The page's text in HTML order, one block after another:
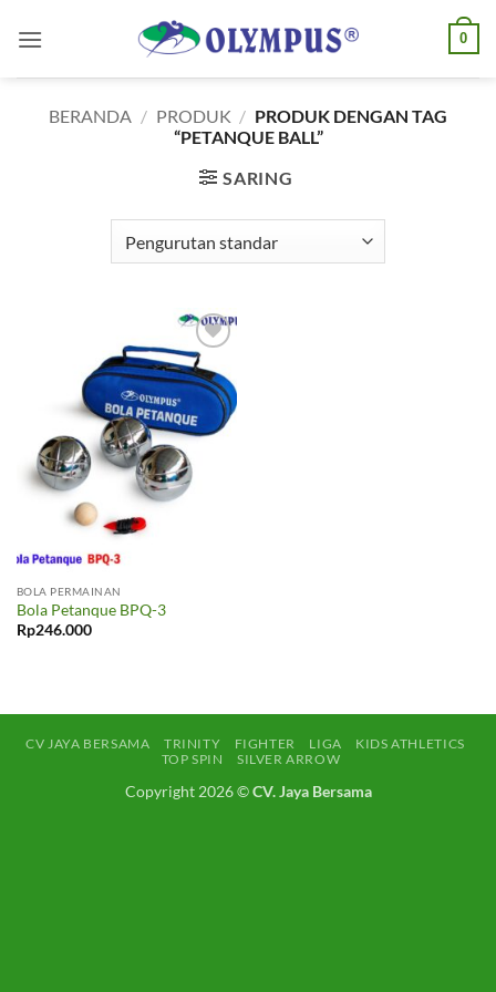
0
BERANDA / PRODUK / PRODUK DENGAN TAG
“PETANQUE BALL”
SARING
Add to
wishlist
BOLA PERMAINAN
Bola Petanque BPQ-3
Rp246.000
CV JAYA BERSAMA TRINITY FIGHTER LIGA
KIDS ATHLETICS
TOP SPIN
SILVER ARROW
Copyright 2026 ©CV. Jaya Bersama